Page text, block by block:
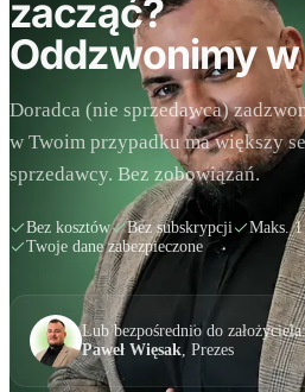
zacząć?
Oddzwonimy
Doradca (nie sprzedawca)
w Twoim przypadku ma większy
sprzedawcy. Bez zobowiązań.
Bez kosztów Bez subskrypcji
Maks.
Twoje dane zabezpieczone
Lub bezpośrednio do
Paweł Więsak, Prezes